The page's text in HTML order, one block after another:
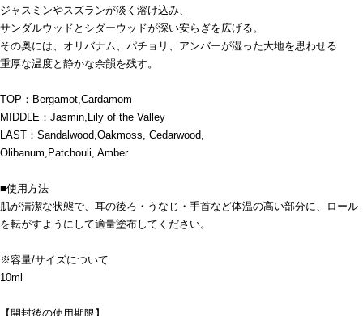
ジャスミンやスズランが淡く溶け込み、
サンダルウッドとシダーウッドが深い安らぎを広げる。
その奥には、オリバナム、パチョリ、アンバーが湿った大地を思わせる
重厚な温度と静かな余韻を残す。
TOP：Bergamot,Cardamom
MIDDLE：Jasmin,Lily of the Valley
LAST：Sandalwood,Oakmoss, Cedarwood,
Olibanum,Patchouli, Amber
■使用方法
肌が清潔な状態で、耳の後ろ・うなじ・手首など体温の高い部分に、ロール
を転がすようにして適量塗布してください。
※容量/サイズについて
10ml
【開封後の使用期限】